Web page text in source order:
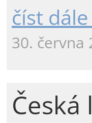
číst dále
30. června
Česká